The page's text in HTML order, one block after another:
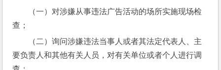
（一）对涉嫌从事违法广告活动的场所实施现场检
查；
（二）询问涉嫌违法当事人或者其法定代表人、主
要负责人和其他有关人员，对有关单位或者个人进行调